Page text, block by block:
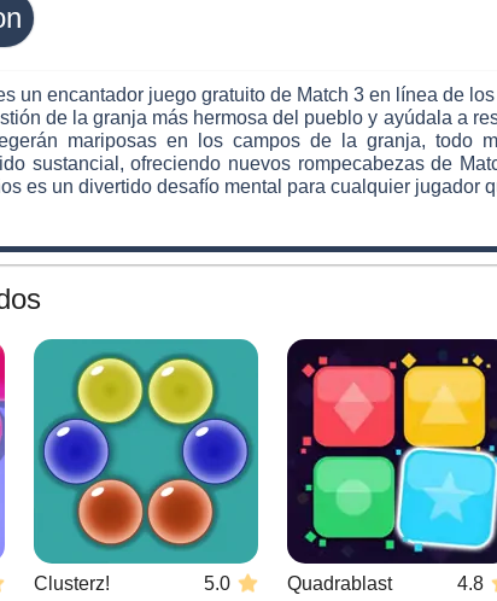
un encantador juego gratuito de Match 3 en línea de
de la granja más hermosa del pueblo y ayúdala a
mariposas en los campos de la granja, todo
sustancial, ofreciendo nuevos rompecabezas de
es un divertido desafío mental para cualquier
Clusterz! 5.0 Quadrablast 4.8